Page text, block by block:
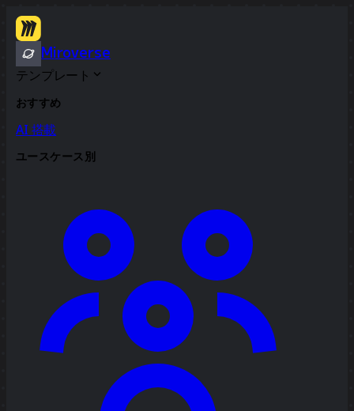
Miroverse
テンプレート
おすすめ
AI 搭載
ユースケース別